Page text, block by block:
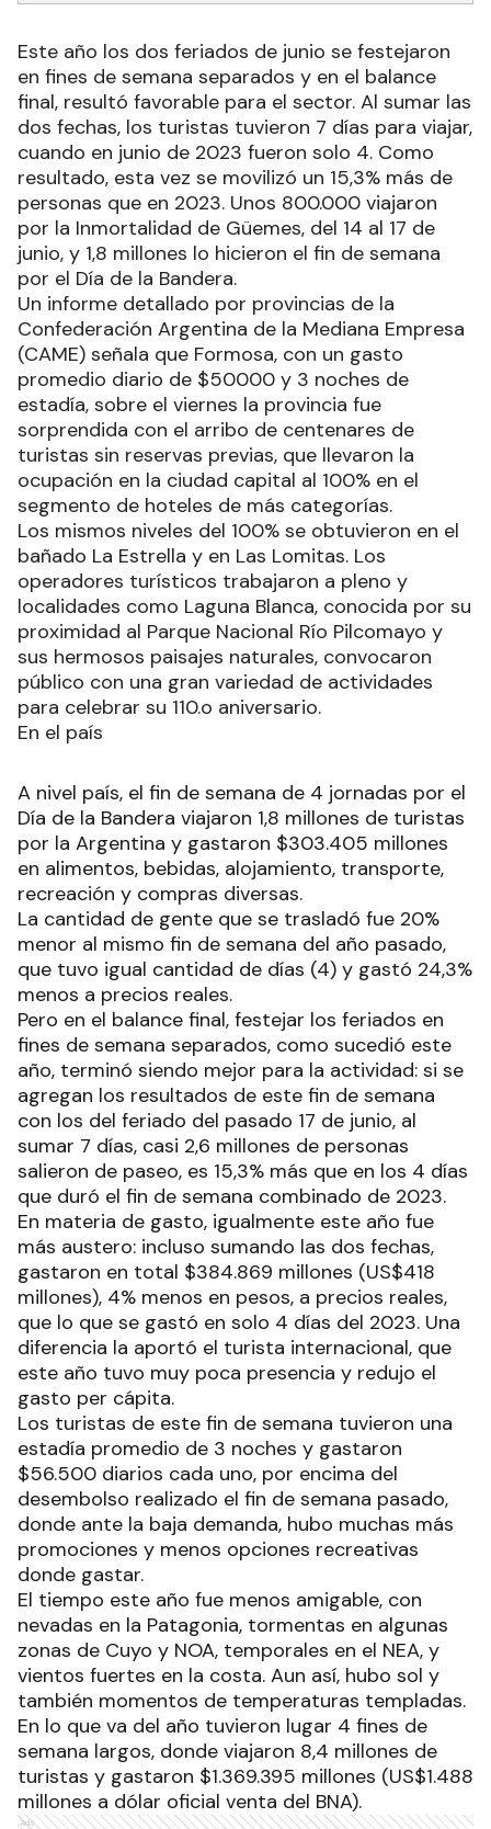
Este año los dos feriados de junio se festejaron
en fines de semana separados y en el balance
final, resultó favorable para el sector. Al sumar las
dos fechas, los turistas tuvieron 7 días para viajar,
cuando en junio de 2023 fueron solo 4. Como
resultado, esta vez se movilizó un 15,3% más de
personas que en 2023. Unos 800.000 viajaron
por la Inmortalidad de Güemes, del 14 al 17 de
junio, y 1,8 millones lo hicieron el fin de semana
por el Día de la Bandera.
Un informe detallado por provincias de la
Confederación Argentina de la Mediana Empresa
(CAME) señala que Formosa, con un gasto
promedio diario de $50000 y 3 noches de
estadía, sobre el viernes la provincia fue
sorprendida con el arribo de centenares de
turistas sin reservas previas, que llevaron la
ocupación en la ciudad capital al 100% en el
segmento de hoteles de más categorías.
Los mismos niveles del 100% se obtuvieron en el
bañado La Estrella y en Las Lomitas. Los
operadores turísticos trabajaron a pleno y
localidades como Laguna Blanca, conocida por su
proximidad al Parque Nacional Río Pilcomayo y
sus hermosos paisajes naturales, convocaron
público con una gran variedad de actividades
para celebrar su 110.o aniversario.
En el país
A nivel país, el fin de semana de 4 jornadas por el
Día de la Bandera viajaron 1,8 millones de turistas
por la Argentina y gastaron $303.405 millones
en alimentos, bebidas, alojamiento, transporte,
recreación y compras diversas.
La cantidad de gente que se trasladó fue 20%
menor al mismo fin de semana del año pasado,
que tuvo igual cantidad de días (4) y gastó 24,3%
menos a precios reales.
Pero en el balance final, festejar los feriados en
fines de semana separados, como sucedió este
año, terminó siendo mejor para la actividad: si se
agregan los resultados de este fin de semana
con los del feriado del pasado 17 de junio, al
sumar 7 días, casi 2,6 millones de personas
salieron de paseo, es 15,3% más que en los 4 días
que duró el fin de semana combinado de 2023.
En materia de gasto, igualmente este año fue
más austero: incluso sumando las dos fechas,
gastaron en total $384.869 millones (US$418
millones), 4% menos en pesos, a precios reales,
que lo que se gastó en solo 4 días del 2023. Una
diferencia la aportó el turista internacional, que
este año tuvo muy poca presencia y redujo el
gasto per cápita.
Los turistas de este fin de semana tuvieron una
estadía promedio de 3 noches y gastaron
$56.500 diarios cada uno, por encima del
desembolso realizado el fin de semana pasado,
donde ante la baja demanda, hubo muchas más
promociones y menos opciones recreativas
donde gastar.
El tiempo este año fue menos amigable, con
nevadas en la Patagonia, tormentas en algunas
zonas de Cuyo y NOA, temporales en el NEA, y
vientos fuertes en la costa. Aun así, hubo sol y
también momentos de temperaturas templadas.
En lo que va del año tuvieron lugar 4 fines de
semana largos, donde viajaron 8,4 millones de
turistas y gastaron $1.369.395 millones (US$1.488
millones a dólar oficial venta del BNA).
Ads